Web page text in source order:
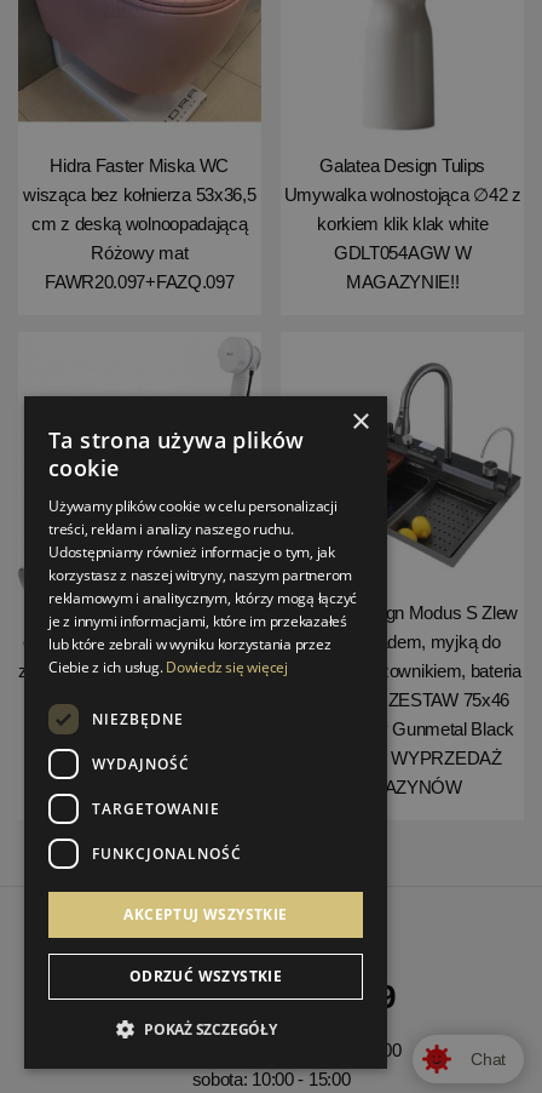
Hidra Faster Miska WC
wisząca bez kołnierza 53x36,5
cm z deską wolnoopadającą
Różowy mat
FAWR20.097+FAZQ.097
Galatea Design Tulips
Umywalka wolnostojąca ∅42 z
korkiem klik klak white
GDLT054AGW W
MAGAZYNIE!!
Alca PLAST Syfon wannowy
odpływowo-przelewowy 80 cm
z korkiem automatycznym biały
Galatea Design Modus S Zlew
z wodospadem, myjką do
szklanek, dozownikiem, bateria
3-funkcyjną ZESTAW 75x46
wpuszczany Gunmetal Black
GDP31GB WYPRZEDAŻ
MAGAZYNÓW
22 559 10 49
poniedziałek - piątek: 10:00 - 18:00
sobota: 10:00 - 15:00
Chat
×
Ta strona używa plików
cookie
Używamy plików cookie w celu personalizacji
treści, reklam i analizy naszego ruchu.
Udostępniamy również informacje o tym, jak
korzystasz z naszej witryny, naszym partnerom
reklamowym i analitycznym, którzy mogą łączyć
je z innymi informacjami, które im przekazałeś
lub które zebrali w wyniku korzystania przez
Ciebie z ich usług.Dowiedz się więcej
NIEZBĘDNE
WYDAJNOŚĆ
TARGETOWANIE
FUNKCJONALNOŚĆ
AKCEPTUJ WSZYSTKIE
ODRZUĆ WSZYSTKIE
POKAŻ SZCZEGÓŁY